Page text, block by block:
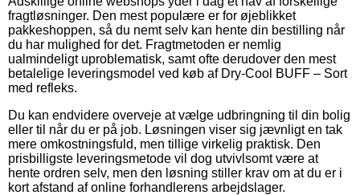
fragtløsninger. Den mest populære er for øjeblikket
pakkeshoppen, så du nemt selv kan hente din bestilling når
du har mulighed for det. Fragtmetoden er nemlig
ualmindeligt uproblematisk, samt ofte derudover den mest
betalelige leveringsmodel ved køb af Dry-Cool BUFF – Sort
med refleks.
Du kan endvidere overveje at vælge udbringning til din bolig
eller til når du er på job. Løsningen viser sig jævnligt en tak
mere omkostningsfuld, men tillige virkelig praktisk. Den
prisbilligste leveringsmetode vil dog utvivlsomt være at
hente ordren selv, men den løsning stiller krav om at du er i
kort afstand af online forhandlerens arbejdslager.